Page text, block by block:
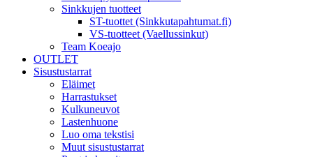
Sinkkujen tuotteet
ST-tuottet (Sinkkutapahtumat.fi)
VS-tuotteet (Vaellussinkut)
Team Koeajo
OUTLET
Sisustustarrat
Eläimet
Harrastukset
Kulkuneuvot
Lastenhuone
Luo oma tekstisi
Muut sisustustarrat